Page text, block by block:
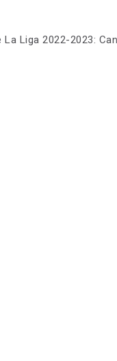
Liga 2022-2023: